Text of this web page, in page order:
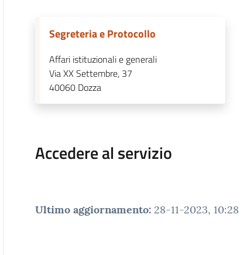
Segreteria e Protocollo
Affari istituzionali e generali
Via XX Settembre, 37
40060 Dozza
Accedere al servizio
Ultimo aggiornamento: 28-11-2023, 10:28